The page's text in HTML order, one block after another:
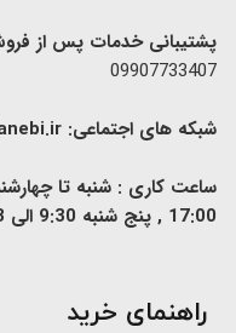
پشتیبانی خدمات پس از
09907733407
شبکه های اجتماعی:
17:00 , پنج شنبه 9:30 الی 13
​راهنمای خرید